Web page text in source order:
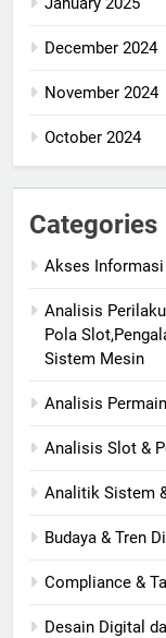
December 2024
November 2024
October 2024
Categories
Akses Informasi
Analisis
Pola
Sistem Mesin
Analisis
Analisis Slot &
Analitik Sistem
Budaya & Tren
Compliance &
Desain Digital